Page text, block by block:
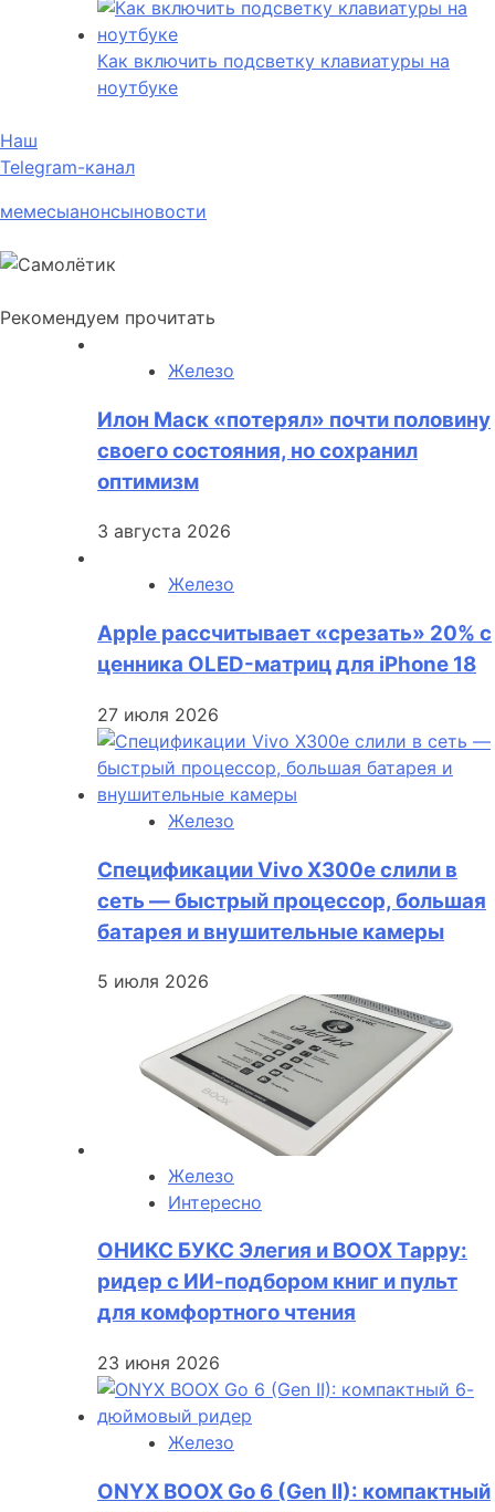
Как включить подсветку клавиатуры на
ноутбуке
Наш
Telegram-канал
мемесыанонсыновости
Рекомендуем прочитать
Железо
Илон Маск «потерял» почти половину
своего состояния, но сохранил
оптимизм
3 августа 2026
Железо
Apple рассчитывает «срезать» 20% с
ценника OLED-матриц для iPhone 18
27 июля 2026
Железо
Спецификации Vivo X300e слили в
сеть — быстрый процессор, большая
батарея и внушительные камеры
5 июля 2026
Железо
Интересно
ОНИКС БУКС Элегия и BOOX Tappy:
ридер с ИИ-подбором книг и пульт
для комфортного чтения
23 июня 2026
Железо
ONYX BOOX Go 6 (Gen II): компактный